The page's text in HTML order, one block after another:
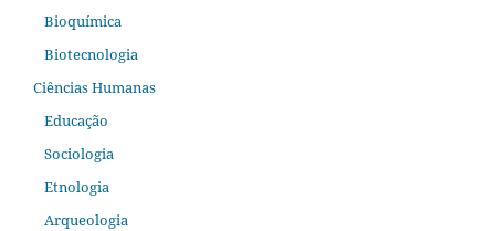
Bioquímica
Biotecnologia
Ciências Humanas
Educação
Sociologia
Etnologia
Arqueologia